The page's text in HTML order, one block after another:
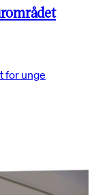
for unge